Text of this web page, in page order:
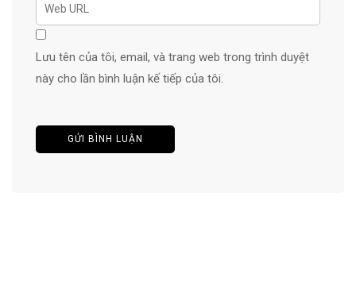
Lưu tên của tôi, email, và trang web trong trình duyệt
này cho lần bình luận kế tiếp của tôi.